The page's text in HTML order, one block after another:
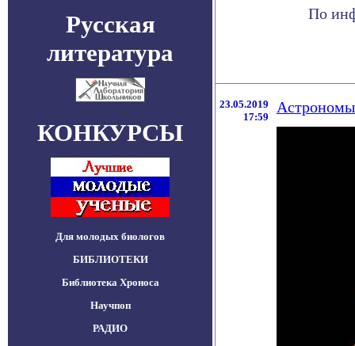
Русская
литература
КОНКУРСЫ
Для молодых биологов
БИБЛИОТЕКИ
Библиотека Хроноса
Научпоп
РАДИО
По
23.05.2019
17:59